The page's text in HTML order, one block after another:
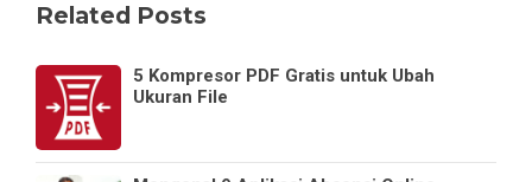
Related Posts
5 Kompresor PDF Gratis untuk Ubah
Ukuran File